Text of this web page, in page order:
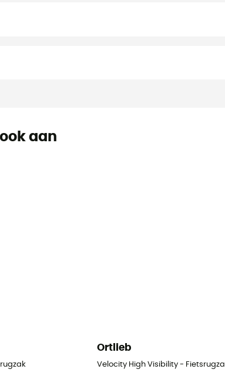
aan
Ortlieb
Velocity High Visibility -